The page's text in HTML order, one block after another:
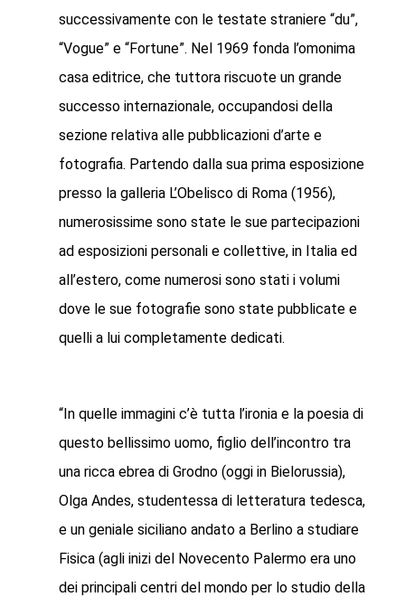
successivamente con le testate straniere “du”,
“Vogue” e “Fortune”. Nel 1969 fonda l’omonima
casa editrice, che tuttora riscuote un grande
successo internazionale, occupandosi della
sezione relativa alle pubblicazioni d’arte e
fotografia. Partendo dalla sua prima esposizione
presso la galleria L’Obelisco di Roma (1956),
numerosissime sono state le sue partecipazioni
ad esposizioni personali e collettive, in Italia ed
all’estero, come numerosi sono stati i volumi
dove le sue fotografie sono state pubblicate e
quelli a lui completamente dedicati.
“In quelle immagini c’è tutta l’ironia e la poesia di
questo bellissimo uomo, figlio dell’incontro tra
una ricca ebrea di Grodno (oggi in Bielorussia),
Olga Andes, studentessa di letteratura tedesca,
e un geniale siciliano andato a Berlino a studiare
Fisica (agli inizi del Novecento Palermo era uno
dei principali centri del mondo per lo studio della